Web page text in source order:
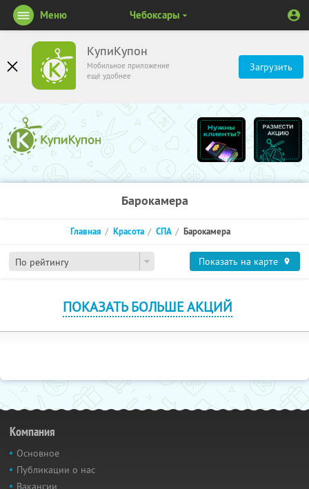
КупиКупон
Мобильное приложение
ещё удобнее
Загрузить
Меню Чебоксары
Барокамера
По рейтингу
Главная Красота СПА Барокамера
Показать на карте
ПОКАЗАТЬ БОЛЬШЕ АКЦИЙ
Компания
Основное
Публикации о нас
Вакансии